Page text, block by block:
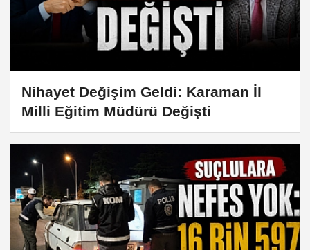
Nihayet Değişim Geldi: Karaman İl
Milli Eğitim Müdürü Değişti